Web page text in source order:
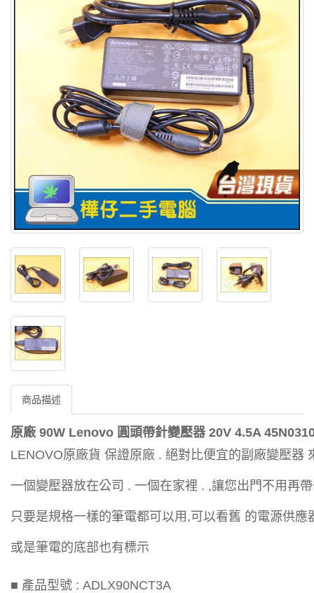
商品描述
原廠 90W Lenovo 圓頭帶針變壓器 20V 4.5A
LENOVO原廠貨 保證原廠 . 絕對比便宜的副廠變壓器
一個變壓器放在公司 . 一個在家裡 . ,讓您出門不用再
只要是規格一樣的筆電都可以用,可以看舊 的電源供應
或是筆電的底部也有標示
■ 產品型號 : ADLX90NCT3A